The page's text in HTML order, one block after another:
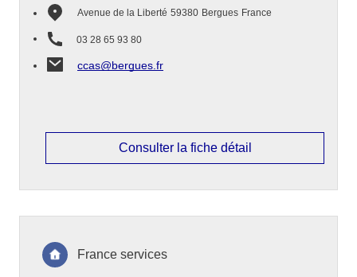
Avenue de la Liberté 59380 Bergues France
03 28 65 93 80
ccas@bergues.fr
Consulter la fiche détail
France services